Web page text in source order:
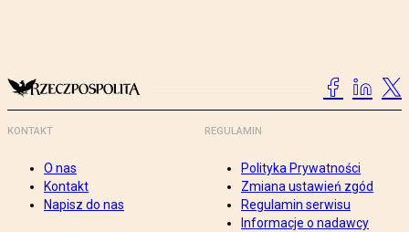
KONTAKT
O nas
Kontakt
Napisz do nas
REGULAMIN
Polityka Prywatności
Zmiana ustawień zgód
Regulamin serwisu
Informacje o nadawcy